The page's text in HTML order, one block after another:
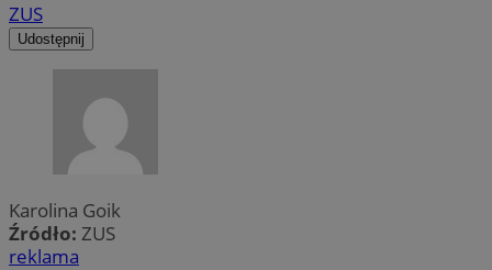
ZUS
Udostępnij
Karolina Goik
Źródło: ZUS
reklama